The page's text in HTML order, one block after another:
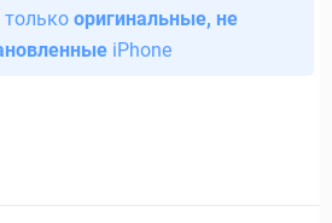
оригинальные, не
iPhone